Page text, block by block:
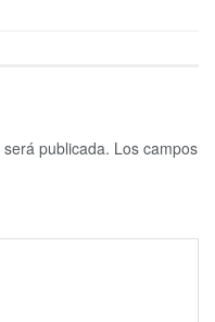
publicada. Los campos